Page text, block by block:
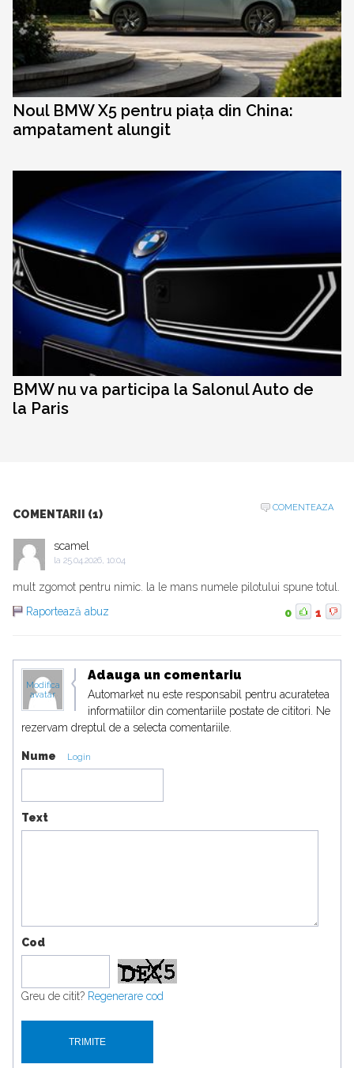
Noul BMW X5 pentru piața din China:
ampatament alungit
BMW nu va participa la Salonul Auto de
la Paris
COMENTARII (1)
COMENTEAZA
scamel
la 25.04.2026, 10:04
mult zgomot pentru nimic. la le mans numele pilotului spune totul.
Raportează abuz
0 1
Modifica
avatar
Adauga un comentariu
Automarket nu este responsabil pentru acuratetea
informatiilor din comentariile postate de cititori. Ne
rezervam dreptul de a selecta comentariile.
Nume Login
Text
Cod
Greu de citit? Regenerare cod